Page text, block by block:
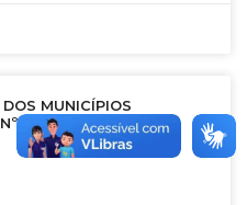
MUNICÍPIOS
01